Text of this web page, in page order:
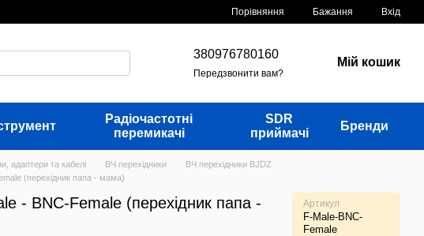
Порівняння Бажання Вхід
380976780160
Передзвонити вам?
Мій кошик
Радіочастотні
перемикачі
SDR
приймачі
Бренди
адаптери та кабелі ВЧ перехідники
ВЧ перехідники BJDZ
(перехідник папа - мама)
- BNC-Female (перехідник папа -
Артикул
F-Male-BNC-
Female